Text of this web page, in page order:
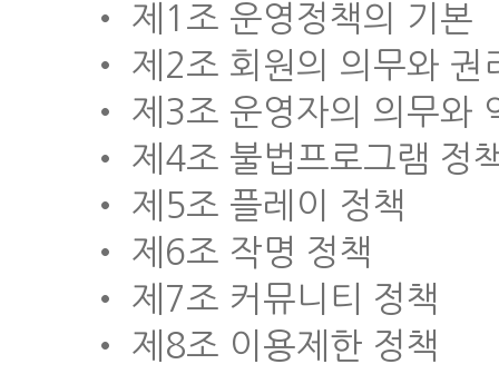
• 제1조 운영정책의 기본
• 제2조 회원의 의무와 권
• 제3조 운영자의 의무와
• 제4조 불법프로그램 정
• 제5조 플레이 정책
• 제6조 작명 정책
• 제7조 커뮤니티 정책
• 제8조 이용제한 정책